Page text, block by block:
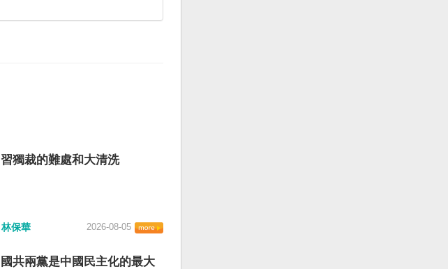
習獨裁的難處和大清洗
林保華 2026-08-05
國共兩黨是中國民主化的最大